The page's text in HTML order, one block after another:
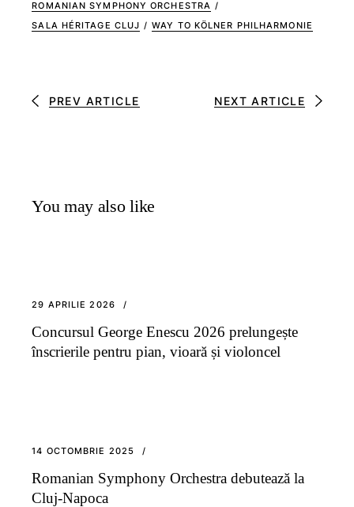
ROMANIAN SYMPHONY ORCHESTRA /
SALA HÉRITAGE CLUJ / WAY TO KÖLNER PHILHARMONIE
PREV ARTICLE NEXT ARTICLE
You may also like
29 APRILIE 2026
Concursul George Enescu 2026 prelungește
înscrierile pentru pian, vioară și violoncel
14 OCTOMBRIE 2025
Romanian Symphony Orchestra debutează la
Cluj-Napoca